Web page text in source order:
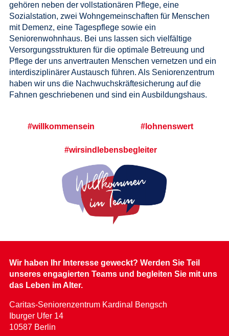
gehören neben der vollstationären Pflege, eine
Sozialstation, zwei Wohngemeinschaften für Menschen
mit Demenz, eine Tagespflege sowie ein
Seniorenwohnhaus. Bei uns lassen sich vielfältige
Versorgungsstrukturen für die optimale Betreuung und
Pflege der uns anvertrauten Menschen vernetzen und ein
interdisziplinärer Austausch führen. Als Seniorenzentrum
haben wir uns die Nachwuchskräftesicherung auf die
Fahnen geschriebenen und sind ein Ausbildungshaus.
#willkommensein #lohnenswert
#wirsindlebensbegleiter
Wir haben Ihr Interesse geweckt? Werden Sie Teil
unseres engagierten Teams und begleiten Sie mit uns
das Leben im Alter.
Caritas-Seniorenzentrum Kardinal Bengsch
Iburger Ufer 14
10587 Berlin